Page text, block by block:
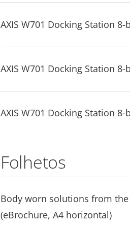
AXIS W701 Docking Station 8-
AXIS W701 Docking Station 8-
AXIS W701 Docking Station 8-
Folhetos
Body worn solutions from the
(eBrochure, A4 horizontal)